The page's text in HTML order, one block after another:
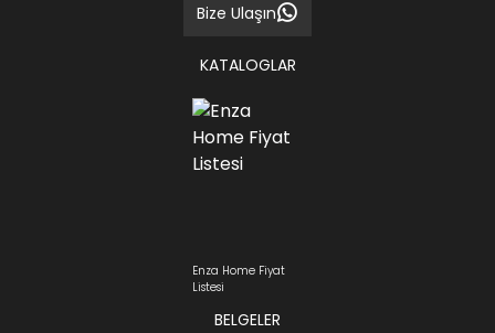
Bize Ulaşın
KATALOGLAR
Enza Home Fiyat
Listesi
BELGELER